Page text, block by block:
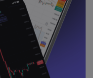
Pourquoi
Bureaux mondiaux
Notre groupe
Récompenses et
Aide et
FAQ
Centre d'aide
Contacter
Données et
Sécurité en ligne
Divulgation des
Kit juridique
Kit juridique